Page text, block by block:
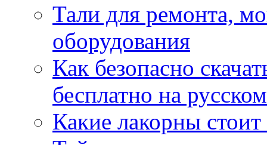
Тали для ремонта,
оборудования
Как безопасно
бесплатно на
Какие лакорны